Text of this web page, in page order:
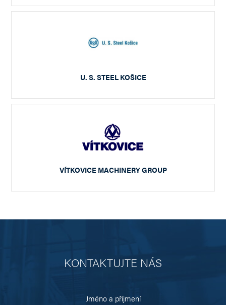
U. S. STEEL KOŠICE
VÍTKOVICE MACHINERY GROUP
KONTAKTUJTE NÁS
Jméno a příjmení